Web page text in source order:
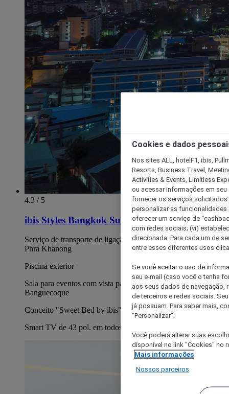
4.3 / 5
ibis Styles Bangkok Sukhumvit Phra Khanong
Serviço de transporte de ligação grátis para a estação de BTS
Phra Khanong
Piscina exterior
Sala para eventos com vista panorâmica sobre a cidade de
Banguecoque
Conceito "Sweet Bed by ibis"
Smart TV de 43 pol. em todos os quartos
Cookies e dados
Nos sites ALL, hotelF1, ibis,
Resorts, Business Travel,
Activities & Events, Limitless
ou acessar informações em
fornecer os serviços solicitados
personalizar as
oferecer um serviço de
com redes sociais; (vi)
direcionada. Para cada um de
entre esses diferentes usos
Se você aceitar o uso de
seu e-mail (caso você o tenha
aos seus dados de navegação,
de terceiros e redes sociais.
já possuam. Para saber mais,
“Personalizar”.
Você poderá alterar suas
disponível no link "Cookies" no
Mais informações
Nossos parceiros